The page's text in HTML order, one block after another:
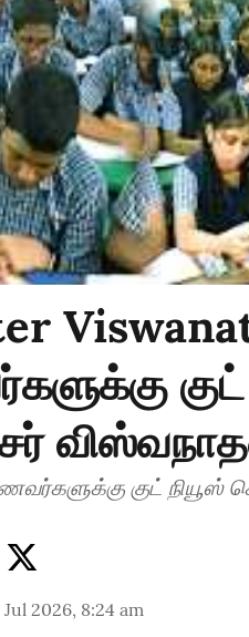
அரசு பள்ளி
Jul 2026, 8:24 am